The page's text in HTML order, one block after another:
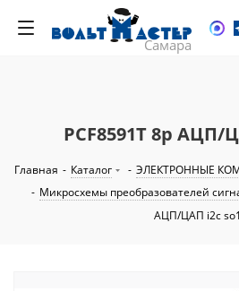
PCF8591T 8р АЦП/
Главная - Каталог - ЭЛЕКТРОННЫЕ
- Микросхемы преобразователей
АЦП/ЦАП i2c